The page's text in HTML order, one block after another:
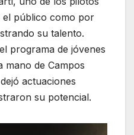
el público como por
su talento.
programa de jóvenes
mano de Campos
actuaciones
su potencial.